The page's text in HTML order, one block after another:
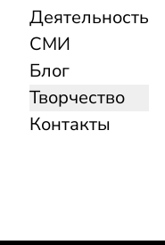
Деятельность
СМИ
Блог
Творчество
Контакты